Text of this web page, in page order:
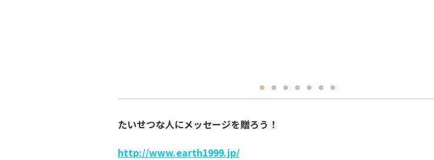
たいせつな人にメッセージを贈ろう！
http://www.earth1999.jp/